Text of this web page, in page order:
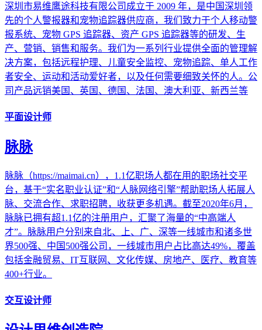
深圳市易维鹰途科技有限公司成立于 2009 年，是中国深圳领
先的个人警报器和宠物追踪器供应商，我们致力于个人移动警
报系统、宠物 GPS 追踪器、资产 GPS 追踪器等的研发、生
产、营销、销售和服务。我们为一系列行业提供全面的管理解
决方案，包括远程护理、儿童安全监控、宠物追踪、单人工作
者安全、运动和活动爱好者，以及任何需要细致关怀的人。公
司产品远销美国、英国、德国、法国、澳大利亚、新西兰等
平面设计师
脉脉
脉脉（https://maimai.cn），1.1亿职场人都在用的职场社交平
台，基于“实名职业认证”和“人脉网络引擎”帮助职场人拓展人
脉、交流合作、求职招聘，收获更多机遇。截至2020年6月，
脉脉已拥有超1.1亿的注册用户，汇聚了海量的“中高端人
才”。脉脉用户分别来自北、上、广、深等一线城市和诸多世
界500强、中国500强公司，一线城市用户占比高达49%，覆盖
包括金融贸易、IT互联网、文化传媒、房地产、医疗、教育等
400+行业。
交互设计师